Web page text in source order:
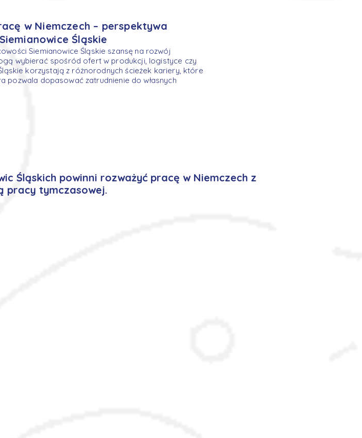
w Niemczech – perspektywa
Śląskie
Siemianowice Śląskie szansę na rozwój
wybierać spośród ofert w produkcji, logistyce czy
korzystają z różnorodnych ścieżek kariery, które
pozwala dopasować zatrudnienie do własnych
Śląskich powinni rozważyć pracę w Niemczech z
pracy tymczasowej.